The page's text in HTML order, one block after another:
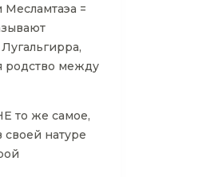
=
родство между
то же самое,
своей натуре